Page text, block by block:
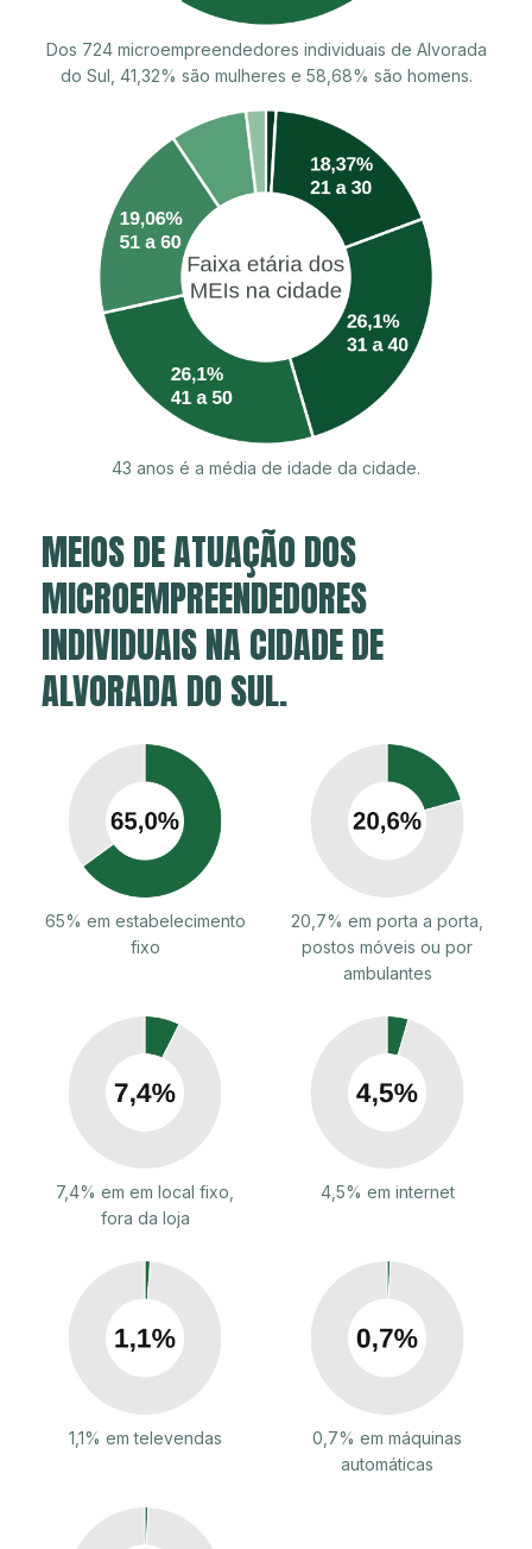
Dos 724 microempreendedores individuais de Alvorada
do Sul, 41,32% são mulheres e 58,68% são homens.
43 anos é a média de idade da cidade.
MEIOS DE ATUAÇÃO DOS
MICROEMPREENDEDORES
INDIVIDUAIS NA CIDADE DE
ALVORADA DO SUL.
65% em estabelecimento
fixo
20,7% em porta a porta,
postos móveis ou por
ambulantes
7,4% em em local fixo,
fora da loja
4,5% em internet
1,1% em televendas
0,7% em máquinas
automáticas